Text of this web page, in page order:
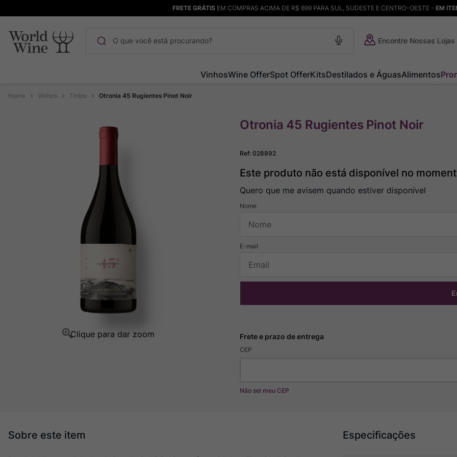
FRETE GRÁTISEM COMPRAS ACIMA DE R$ 699 PARA SUL, SUDESTE E CENTRO-OESTE - EM
Encontre Nossas Lojas
VinhosWine OfferSpot OfferKitsDestilados e ÁguasAlimentos
Vinhos Tintos Otronia 45 Rugientes Pinot Noir
Otronia 45 Rugientes Pinot Noir
Ref:028892
Este produto não está disponível no
Quero que me avisem quando estiver disponível
CEP
Não sei meu CEP
Especificações
1º Maçanita
Champagne